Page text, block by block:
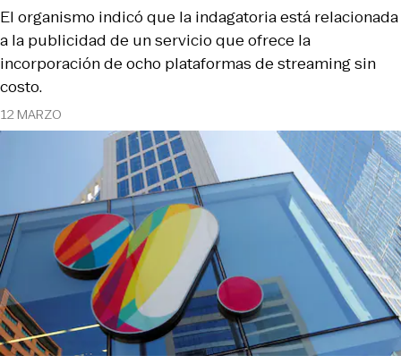
12 MARZO
El organismo indicó que la indagatoria está relacionada
a la publicidad de un servicio que ofrece la
incorporación de ocho plataformas de streaming sin
costo.